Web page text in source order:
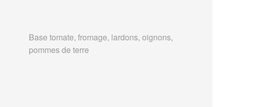
Base tomate, fromage, lardons, oignons,
pommes de terre